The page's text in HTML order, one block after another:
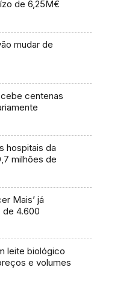
de 6,25M€
mudar de
centenas
hospitais da
milhões de
Mais’ já
de 4.600
leite biológico
e volumes